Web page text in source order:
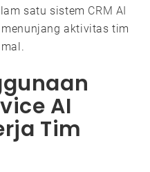
satu sistem CRM AI
aktivitas tim
AI
Tim